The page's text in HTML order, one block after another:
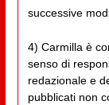
successive
4) Carmilla è
senso di
redazionale e
pubblicati non